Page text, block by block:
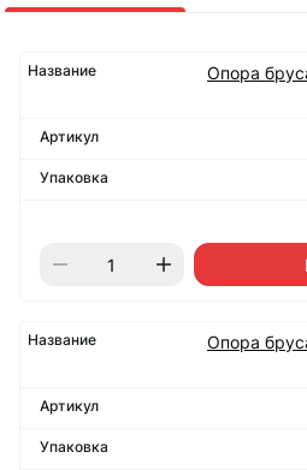
Опора
Опора